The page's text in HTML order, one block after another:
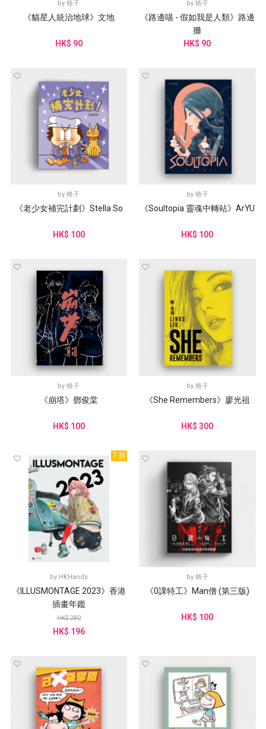
by格子
《貓星人統治地球》文地
HK$ 90
by 格子
《路邊喵 - 假如我是人類》路邊
攤
HK$ 90
by格子
《老少女補完計劃》Stella So
HK$ 100
by 格子
《Soultopia 靈魂中轉站》ArYU
HK$ 100
by格子
《崩塔》鄧俊棠
HK$ 100
by 格子
《She Remembers》廖光祖
HK$ 300
7 折
by HKHands
《ILLUSMONTAGE 2023》香港
插畫年鑑
HK$ 280
HK$ 196
by 格子
《0課特工》Man僧 (第三版)
HK$ 100